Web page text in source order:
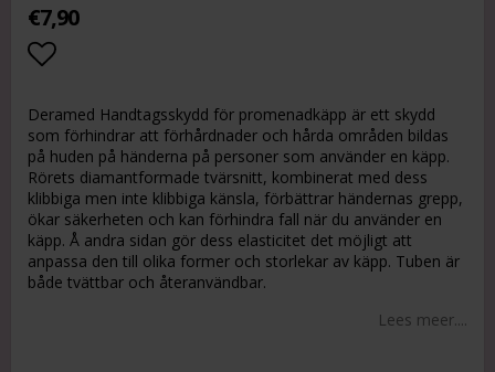
€7,90
Deramed Handtagsskydd för promenadkäpp är ett skydd
som förhindrar att förhårdnader och hårda områden bildas
på huden på händerna på personer som använder en käpp.
Rörets diamantformade tvärsnitt, kombinerat med dess
klibbiga men inte klibbiga känsla, förbättrar händernas grepp,
ökar säkerheten och kan förhindra fall när du använder en
käpp. Å andra sidan gör dess elasticitet det möjligt att
anpassa den till olika former och storlekar av käpp. Tuben är
både tvättbar och återanvändbar.
Lees meer....